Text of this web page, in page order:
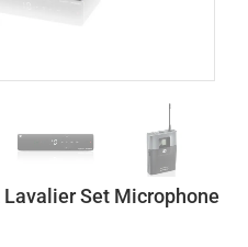
Set Microphone